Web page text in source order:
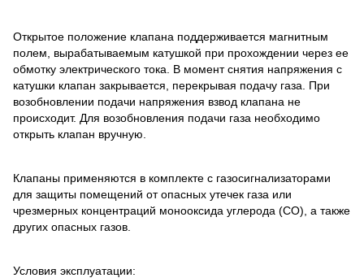
Открытое положение клапана поддерживается магнитным
полем, вырабатываемым катушкой при прохождении через ее
обмотку электрического тока. В момент снятия напряжения с
катушки клапан закрывается, перекрывая подачу газа. При
возобновлении подачи напряжения взвод клапана не
происходит. Для возобновления подачи газа необходимо
открыть клапан вручную.
Клапаны применяются в комплекте с газосигнализаторами
для защиты помещений от опасных утечек газа или
чрезмерных концентраций монооксида углерода (СО), а также
других опасных газов.
Условия эксплуатации: